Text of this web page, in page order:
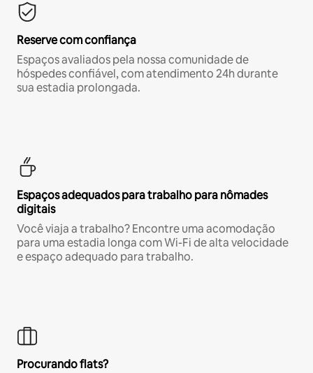
Reserve com confiança
Espaços avaliados pela nossa comunidade de
hóspedes confiável, com atendimento 24h durante
sua estadia prolongada.
Espaços adequados para trabalho para nômades
digitais
Você viaja a trabalho? Encontre uma acomodação
para uma estadia longa com Wi-Fi de alta velocidade
e espaço adequado para trabalho.
Procurando flats?